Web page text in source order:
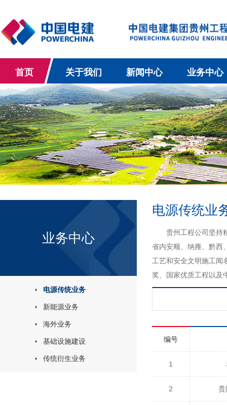
首页 关于我们 新闻中心 业务中心
业务中心
电源传统业务
新能源业务
海外业务
基础设施建设
传统衍生业务
电源传统业
贵州工程公司坚持
省内安顺、纳雍、黔西
工艺和安全文明施工闻
奖、国家优质工程以及
编号
1
2 贵